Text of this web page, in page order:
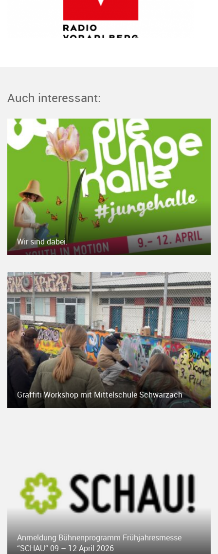
Auch interessant:
Wir sind dabei.
Graffiti Workshop mit Mittelschule Schwarzach
Anmeldung Bühnenprogramm Frühjahresmesse
“SCHAU“ 09 – 12 April 2026